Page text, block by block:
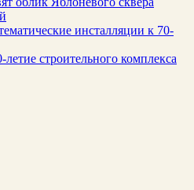
инсталляции к 70-
строительного комплекса